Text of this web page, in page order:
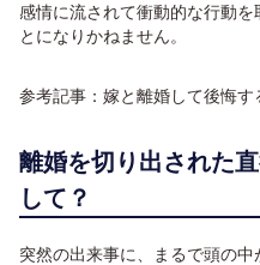
感情に流されて衝動的な行動
とになりかねません。
参考記事： 嫁と離婚して後悔す
離婚を切り出された
して？
突然の出来事に、まるで頭の